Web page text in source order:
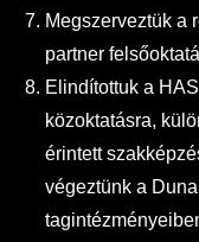
Megszerveztük a
partner
Elindítottuk a
közoktatásra,
érintett
végeztünk a